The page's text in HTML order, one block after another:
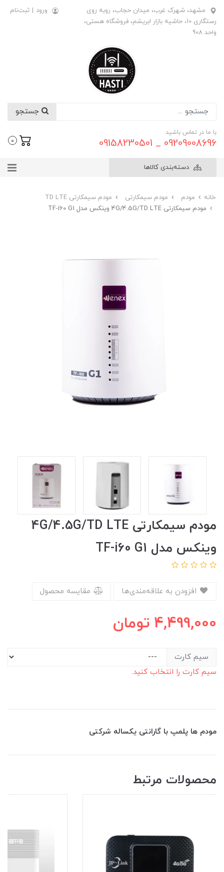
مشهد، شهرک غرب، میدان حجاب، روبه روی
رستگاری 10، حاشیه بازار ابریشم، فروشگاه هستی،
واحد 908
ورود | ثبت‌نام
با ما در تماس باشید
09209008696 _ 09158230501
0
دسته‌بندی کالاها
خانه مودم مودم سیمکارتی
مودم سیمکارتی TD LTE
مودم سیمکارتی 4G/4.5G/TD LTE وینکس مدل TF-i60 G1
مودم سیمکارتی 4G/4.5G/TD LTE
وینکس مدل TF-i60 G1
مقایسه محصول
4,499,000 تومان
سیم کارت
سیم کارت را انتخاب کنید.
مودم ها پلمپ با گارانتی یکساله شرکتی
محصولات مرتبط